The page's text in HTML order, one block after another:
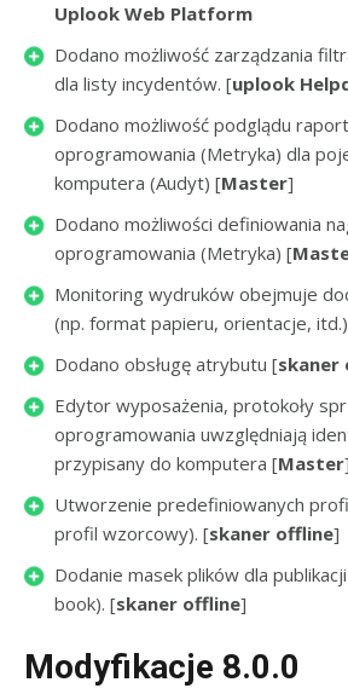
Uplook Web Platform
Dodano możliwość zarządzania
dla listy incydentów. [uplook
Dodano możliwość podglądu
oprogramowania (Metryka) dla
komputera (Audyt) [Master]
Dodano możliwości definiowania
oprogramowania (Metryka) [
Monitoring wydruków obejmuje
(np. format papieru, orientacje,
Dodano obsługę atrybutu [skaner
Edytor wyposażenia, protokoły
oprogramowania uwzględniają
przypisany do komputera [Master]
Utworzenie predefiniowanych
profil wzorcowy). [skaner offline]
Dodanie masek plików dla
book). [skaner offline]
Modyfikacje 8.0.0